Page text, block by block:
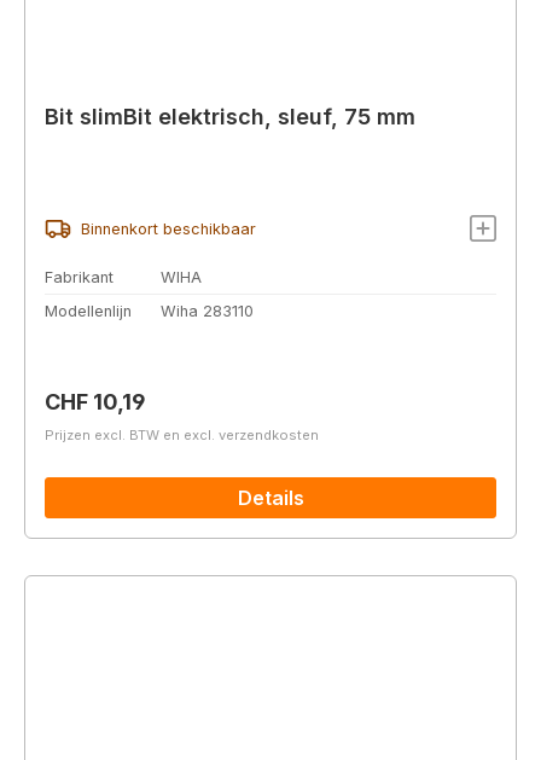
Bit slimBit elektrisch, sleuf, 75 mm
Binnenkort beschikbaar
Fabrikant
WIHA
Modellenlijn
Wiha 283110
Normale prijs:
CHF 10,19
Prijzen excl. BTW en excl. verzendkosten
Details